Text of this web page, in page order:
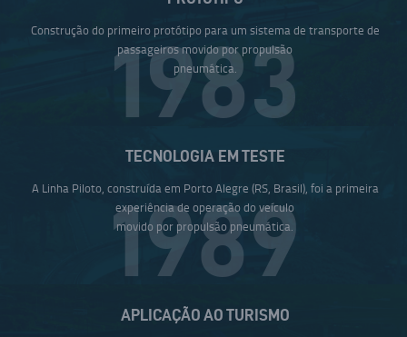
Construção do primeiro protótipo para um sistema de transporte de
passageiros movido por propulsão
pneumática.
1983
TECNOLOGIA EM TESTE
A Linha Piloto, construída em Porto Alegre (RS, Brasil), foi a primeira
experiência de operação do veículo
movido por propulsão pneumática.
1989
APLICAÇÃO AO TURISMO